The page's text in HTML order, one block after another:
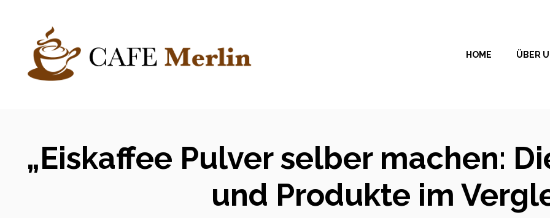
springen
HOME ÜBER
„Eiskaffee Pulver selber machen:
und Produkte im